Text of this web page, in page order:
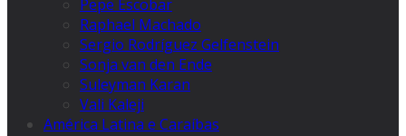
Pepe Escobar
Raphael Machado
Sergio Rodríguez Gelfenstein
Sonja van den Ende
Suleyman Karan
Vali Kaleji
América Latina e Caraíbas